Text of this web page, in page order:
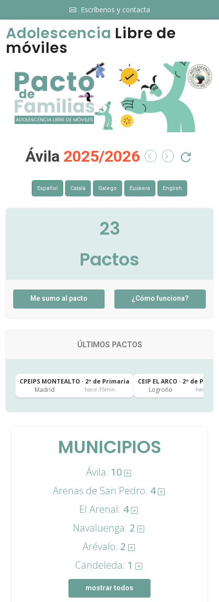
Escríbenos y contacta
Adolescencia Libre de
móviles
Ávila 2025/2026
Español Català Galego Euskera English
23
Pactos
Me sumo al pacto ¿Cómo funciona?
ÚLTIMOS PACTOS
CPEIPS MONTEALTO · 2º de Primaria
Madrid
hace 35min
CEIP EL ARCO · 2º de
Logroño
hace 5h
MUNICIPIOS
Ávila: 10
Arenas de San Pedro: 4
El Arenal: 4
Navaluenga: 2
Arévalo: 2
Candeleda: 1
mostrar todos